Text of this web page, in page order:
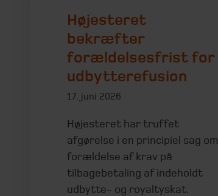
Højesteret
bekræfter
forældelsesfrist for
udbytterefusion
17. juni 2026
Højesteret har truffet
afgørelse i en principiel sag om
forældelse af krav på
tilbagebetaling af indeholdt
udbytte- og royaltyskat.